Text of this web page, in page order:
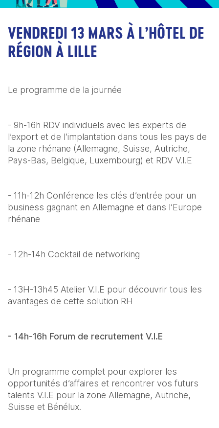
VENDREDI 13 MARS À L’HÔTEL DE
RÉGION À LILLE
Le programme de la journée
- 9h-16h RDV individuels avec les experts de
l’export et de l’implantation dans tous les pays de
la zone rhénane (Allemagne, Suisse, Autriche,
Pays-Bas, Belgique, Luxembourg) et RDV V.I.E
- 11h-12h Conférence les clés d’entrée pour un
business gagnant en Allemagne et dans l’Europe
rhénane
- 12h-14h Cocktail de networking
- 13H-13h45 Atelier V.I.E pour découvrir tous les
avantages de cette solution RH
- 14h-16h Forum de recrutement V.I.E
Un programme complet pour explorer les
opportunités d’affaires et rencontrer vos futurs
talents V.I.E pour la zone Allemagne, Autriche,
Suisse et Bénélux.